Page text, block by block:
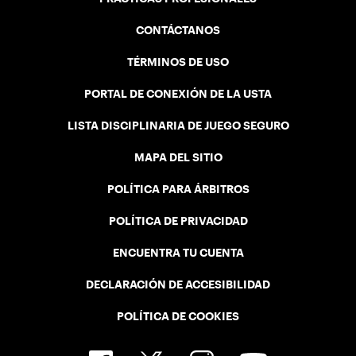
CONTÁCTANOS
TÉRMINOS DE USO
PORTAL DE CONEXIÓN DE LA USTA
LISTA DISCIPLINARIA DE JUEGO SEGURO
MAPA DEL SITIO
POLÍTICA PARA ÁRBITROS
POLÍTICA DE PRIVACIDAD
ENCUENTRA TU CUENTA
DECLARACIÓN DE ACCESIBILIDAD
POLÍTICA DE COOKIES